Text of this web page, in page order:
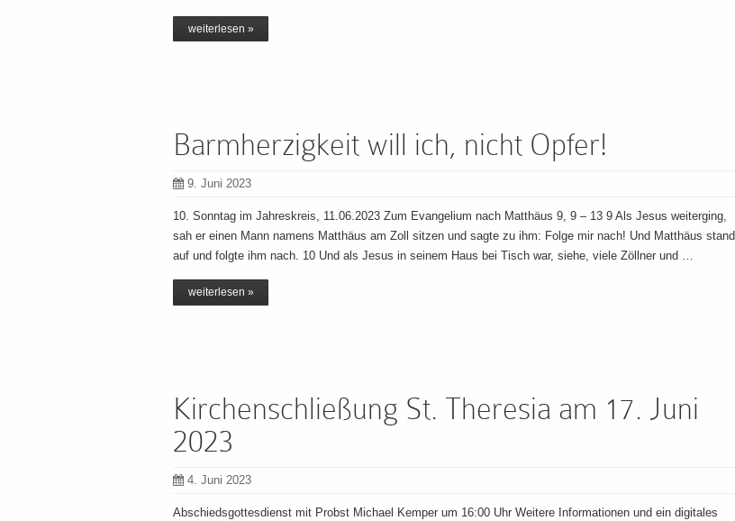
weiterlesen »
Barmherzigkeit will ich, nicht Opfer!
9. Juni 2023
10. Sonntag im Jahreskreis, 11.06.2023 Zum Evangelium nach Matthäus 9, 9 – 13 9 Als Jesus weiterging,
sah er einen Mann namens Matthäus am Zoll sitzen und sagte zu ihm: Folge mir nach! Und Matthäus stand
auf und folgte ihm nach. 10 Und als Jesus in seinem Haus bei Tisch war, siehe, viele Zöllner und …
weiterlesen »
Kirchenschließung St. Theresia am 17. Juni
2023
4. Juni 2023
Abschiedsgottesdienst mit Probst Michael Kemper um 16:00 Uhr Weitere Informationen und ein digitales